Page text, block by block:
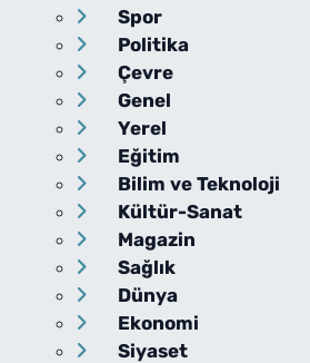
Spor
Politika
Çevre
Genel
Yerel
Eğitim
Bilim ve Teknoloji
Kültür-Sanat
Magazin
Sağlık
Dünya
Ekonomi
Siyaset